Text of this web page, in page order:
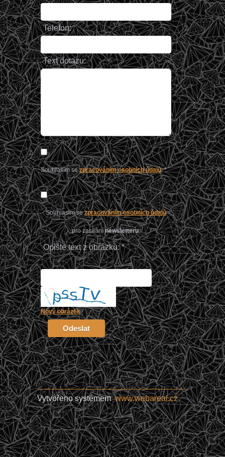
Telefon:
Text dotazu:
Souhlasím sezpracováním osobních údajů. *
Souhlasím sezpracováním osobních údajů
pro zasílánínewsletteru.
Opište text z obrázku: *
Nový obrázek
Vytvořeno systémem www.webareal.cz